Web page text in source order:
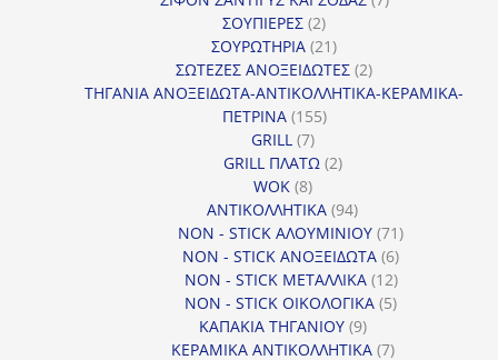
ΣΟΥΠΙΕΡΕΣ 22
προϊόντα
ΣΟΥΡΩΤΗΡΙΑ 2121
προϊόντα
ΣΩΤΕΖΕΣ ΑΝΟΞΕΙΔΩΤΕΣ 22
προϊόντα
ΤΗΓΑΝΙΑ ΑΝΟΞΕΙΔΩΤΑ-ΑΝΤΙΚΟΛΛΗΤΙΚΑ-ΚΕΡΑΜΙΚΑ-
ΠΕΤΡΙΝΑ 155155
GRILL 77
προϊόντα
GRILL ΠΛΑΤΩ 22
WOK 88
προϊόντα
ΑΝΤΙΚΟΛΛΗΤΙΚΑ 9494
προϊόντα
NON - STICK ΑΛΟΥΜΙΝΙΟΥ 7171
προϊόντα
NON - STICK ΑΝΟΞΕΙΔΩΤΑ 66
προϊόντα
NON - STICK ΜΕΤΑΛΛΙΚΑ 1212
προϊόντα
NON - STICK ΟΙΚΟΛΟΓΙΚΑ 55
ΚΑΠΑΚΙΑ ΤΗΓΑΝΙΟΥ 99
προϊόντα
ΚΕΡΑΜΙΚΑ ΑΝΤΙΚΟΛΛΗΤΙΚΑ 77